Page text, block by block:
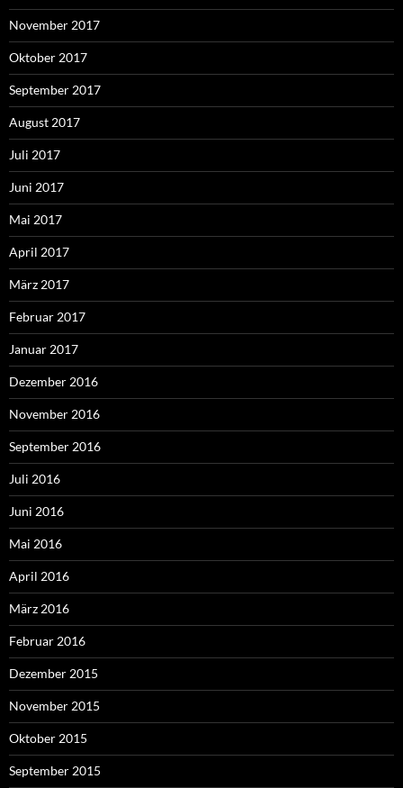
November 2017
Oktober 2017
September 2017
August 2017
Juli 2017
Juni 2017
Mai 2017
April 2017
März 2017
Februar 2017
Januar 2017
Dezember 2016
November 2016
September 2016
Juli 2016
Juni 2016
Mai 2016
April 2016
März 2016
Februar 2016
Dezember 2015
November 2015
Oktober 2015
September 2015